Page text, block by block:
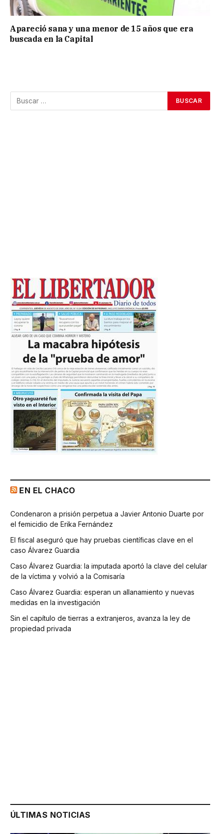
Apareció sana y una menor de 15 años que era
buscada en la Capital
EN EL CHACO
Condenaron a prisión perpetua a Javier Antonio Duarte por
el femicidio de Erika Fernández
El fiscal aseguró que hay pruebas científicas clave en el
caso Álvarez Guardia
Caso Álvarez Guardia: la imputada aportó la clave del celular
de la víctima y volvió a la Comisaría
Caso Álvarez Guardia: esperan un allanamiento y nuevas
medidas en la investigación
Sin el capítulo de tierras a extranjeros, avanza la ley de
propiedad privada
ÚLTIMAS NOTICIAS